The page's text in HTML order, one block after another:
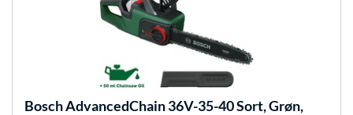
BoschAdvancedChain 36V-35-40 Sort, Grøn,